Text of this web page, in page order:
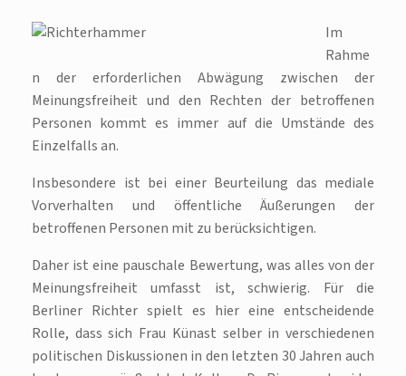
Im
Rahme
n der erforderlichen Abwägung zwischen der
Meinungsfreiheit und den Rechten der betroffenen
Personen kommt es immer auf die Umstände des
Einzelfalls an.
Insbesondere ist bei einer Beurteilung das mediale
Vorverhalten und öffentliche Äußerungen der
betroffenen Personen mit zu berücksichtigen.
Daher ist eine pauschale Bewertung, was alles von der
Meinungsfreiheit umfasst ist, schwierig. Für die
Berliner Richter spielt es hier eine entscheidende
Rolle, dass sich Frau Künast selber in verschiedenen
politischen Diskussionen in den letzten 30 Jahren auch